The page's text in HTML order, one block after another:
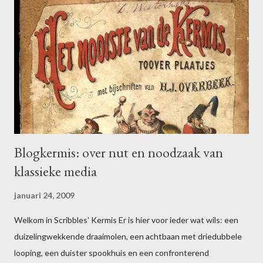
e
p
o
n
Blogkermis: over nut en noodzaak van
klassieke media
januari 24, 2009
Welkom in Scribbles' Kermis Er is hier voor ieder wat wils: een
duizelingwekkende draaimolen, een achtbaan met driedubbele
looping, een duister spookhuis en een confronterend